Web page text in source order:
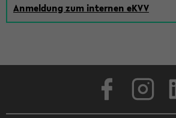
Anmeldung zum internen eKVV